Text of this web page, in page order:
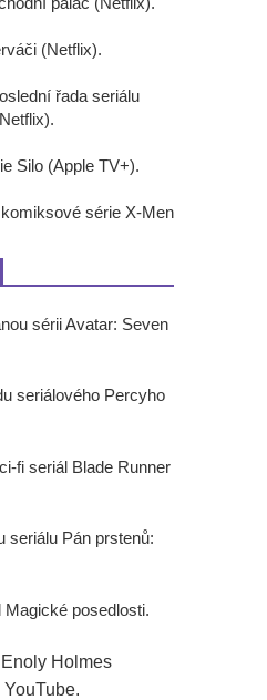
(Netflix).
řada seriálu
Silo (Apple TV+).
série X-Men
sérii Avatar: Seven
seriálového Percyho
fi seriál Blade Runner
seriálu Pán prstenů:
Magické posedlosti.
Holmes